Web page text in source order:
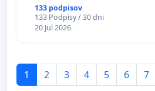
133 podpisov
133 Podpisy / 30 dni
20 Jul 2026
1 2 3 4 5 6 7